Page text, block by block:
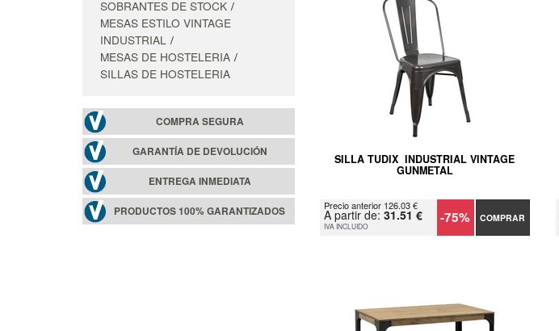
SOBRANTES DE STOCK
MESAS ESTILO VINTAGE
INDUSTRIAL
MESAS DE HOSTELERIA
SILLAS DE HOSTELERIA
COMPRA SEGURA
GARANTÍA DE DEVOLUCIÓN
ENTREGA INMEDIATA
PRODUCTOS 100% GARANTIZADOS
SILLA TUDIX INDUSTRIAL VINTAGE
GUNMETAL
Precio anterior 126.03 €
A partir de: 31.51 €
IVA INCLUIDO -75% COMPRAR